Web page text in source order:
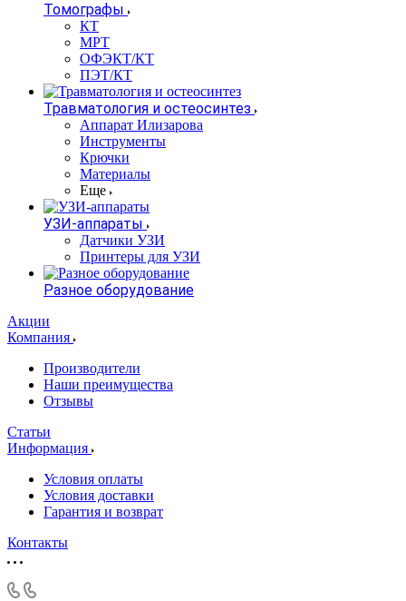
Томографы
КТ
МРТ
ОФЭКТ/КТ
ПЭТ/КТ
Травматология и остеосинтез
Аппарат Илизарова
Инструменты
Крючки
Материалы
Еще
УЗИ-аппараты
Датчики УЗИ
Принтеры для УЗИ
Разное оборудование
Акции
Компания
Производители
Наши преимущества
Отзывы
Статьи
Информация
Условия оплаты
Условия доставки
Гарантия и возврат
Контакты